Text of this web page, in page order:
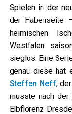
Spielen in der
der Habenseite
heimischen
Westfalen
sieglos. Eine
genau diese hat
Steffen Neff,
musste nach der
Elbflorenz